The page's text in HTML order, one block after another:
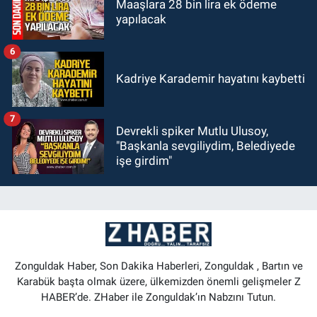
Maaşlara 28 bin lira ek ödeme
yapılacak
Kadriye Karademir hayatını kaybetti
6
Devrekli spiker Mutlu Ulusoy,
"Başkanla sevgiliydim, Belediyede
işe girdim"
7
Zonguldak Haber, Son Dakika Haberleri, Zonguldak , Bartın ve
Karabük başta olmak üzere, ülkemizden önemli gelişmeler Z
HABER’de. ZHaber ile Zonguldak’ın Nabzını Tutun.